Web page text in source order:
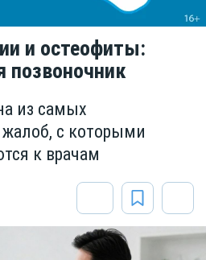
и остеофиты:
позвоночник
из самых
с которыми
к врачам